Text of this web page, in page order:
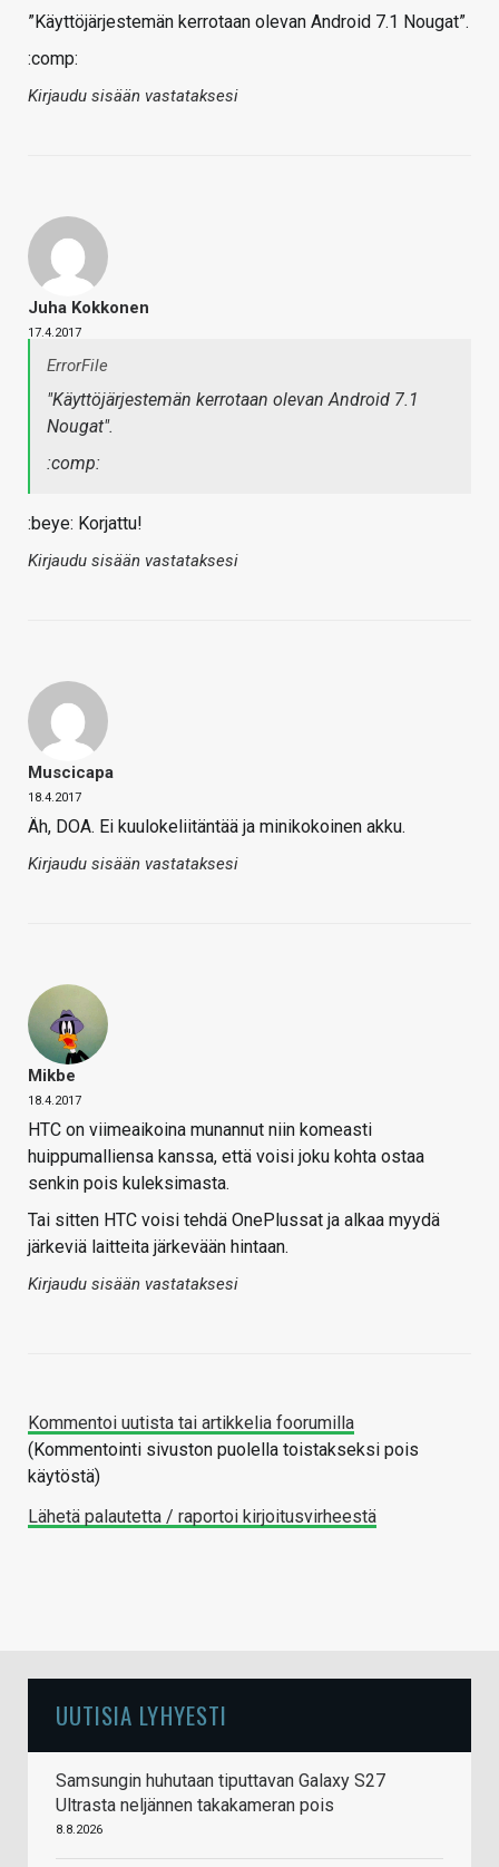
”Käyttöjärjestemän kerrotaan olevan Android 7.1 Nougat”.
:comp:
Kirjaudu sisään vastataksesi
Juha Kokkonen
17.4.2017
ErrorFile
"Käyttöjärjestemän kerrotaan olevan Android 7.1
Nougat".
:comp:
:beye: Korjattu!
Kirjaudu sisään vastataksesi
Muscicapa
18.4.2017
Äh, DOA. Ei kuulokeliitäntää ja minikokoinen akku.
Kirjaudu sisään vastataksesi
Mikbe
18.4.2017
HTC on viimeaikoina munannut niin komeasti
huippumalliensa kanssa, että voisi joku kohta ostaa
senkin pois kuleksimasta.
Tai sitten HTC voisi tehdä OnePlussat ja alkaa myydä
järkeviä laitteita järkevään hintaan.
Kirjaudu sisään vastataksesi
Kommentoi uutista tai artikkelia foorumilla
(Kommentointi sivuston puolella toistakseksi pois
käytöstä)
Lähetä palautetta / raportoi kirjoitusvirheestä
UUTISIA LYHYESTI
Samsungin huhutaan tiputtavan Galaxy S27
Ultrasta neljännen takakameran pois
8.8.2026